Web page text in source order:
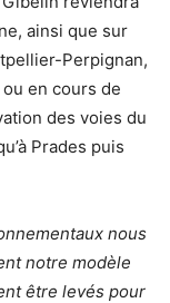
ainsi que sur
Perpignan,
en cours de
des voies du
Prades puis
nous
notre modèle
être levés pour